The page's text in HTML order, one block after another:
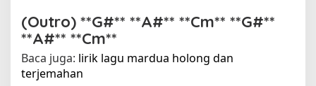
(Outro) **G#** **A#** **Cm** **G#**
**A#** **Cm**
Baca juga: lirik lagu mardua holong dan
terjemahan​